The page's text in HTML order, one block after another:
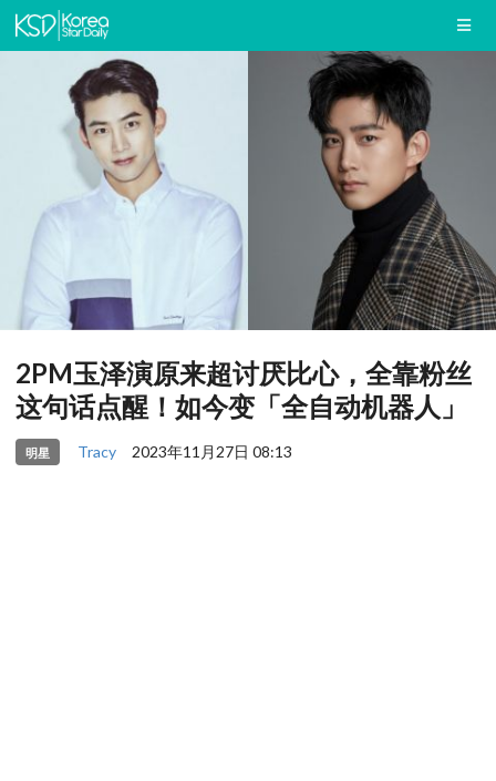
2PM玉泽演原来超讨厌比心，全靠粉丝
这句话点醒！如今变「全自动机器人」
明星 Tracy 2023年11月27日 08:13